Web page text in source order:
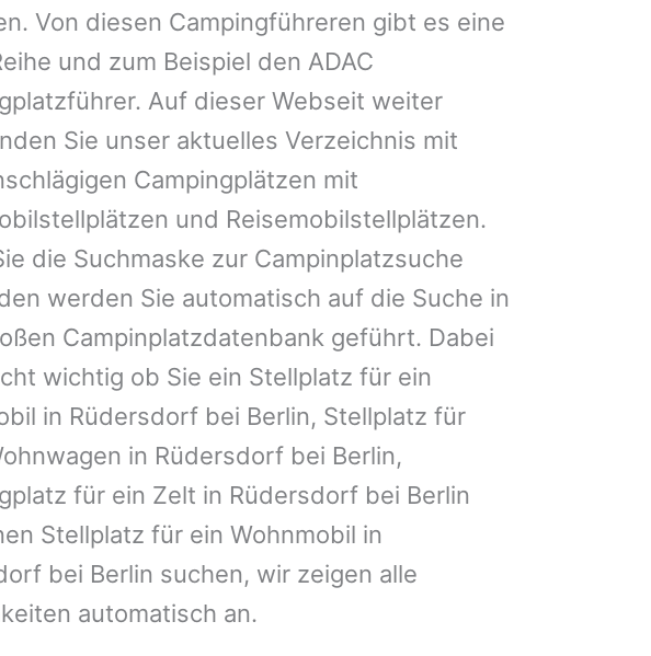
Von diesen Campingführeren gibt es eine
und zum Beispiel den ADAC
Auf dieser Webseit weiter
Sie unser aktuelles Verzeichnis mit
Campingplätzen mit
und Reisemobilstellplätzen.
die Suchmaske zur Campinplatzsuche
werden Sie automatisch auf die Suche in
Campinplatzdatenbank geführt. Dabei
wichtig ob Sie ein Stellplatz für ein
in Rüdersdorf bei Berlin, Stellplatz für
in Rüdersdorf bei Berlin,
für ein Zelt in Rüdersdorf bei Berlin
Stellplatz für ein Wohnmobil in
bei Berlin suchen, wir zeigen alle
automatisch an.